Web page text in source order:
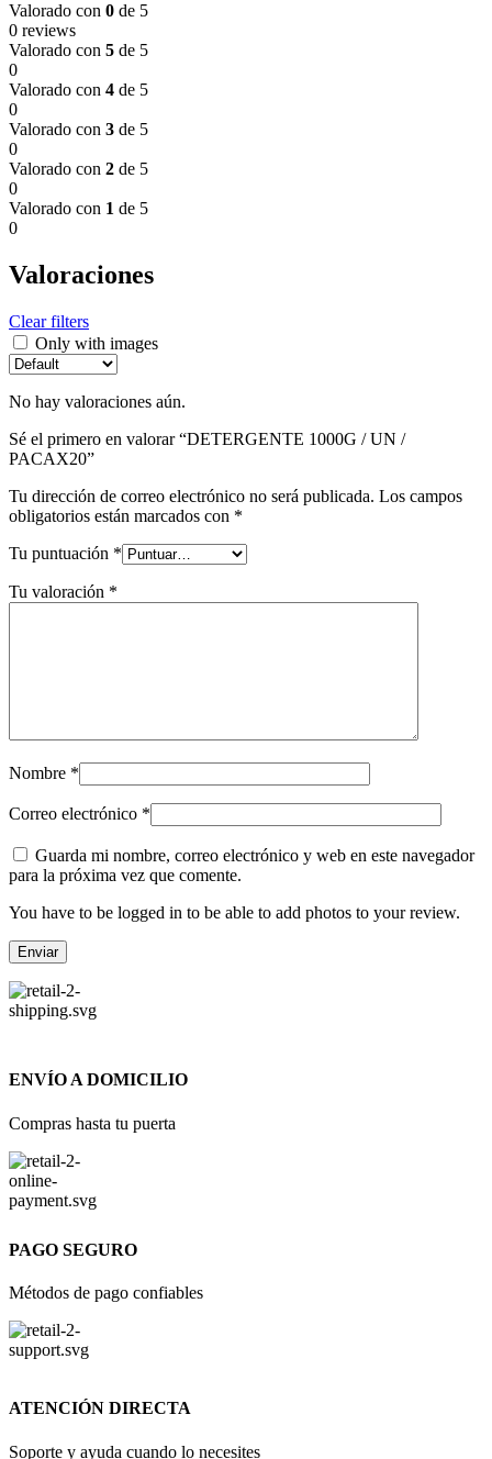
Valorado con 0 de 5
0 reviews
Valorado con 5 de 5
0
Valorado con 4 de 5
0
Valorado con 3 de 5
0
Valorado con 2 de 5
0
Valorado con 1 de 5
0
Valoraciones
Clear filters
Only with images
No hay valoraciones aún.
Sé el primero en valorar “DETERGENTE 1000G / UN /
PACAX20”
Tu dirección de correo electrónico no será publicada. Los campos
obligatorios están marcados con *
Tu puntuación *
Tu valoración *
Nombre *
Correo electrónico *
Guarda mi nombre, correo electrónico y web en este navegador
para la próxima vez que comente.
You have to be logged in to be able to add photos to your review.
ENVÍO A DOMICILIO
Compras hasta tu puerta
PAGO SEGURO
Métodos de pago confiables
ATENCIÓN DIRECTA
Soporte y ayuda cuando lo necesites